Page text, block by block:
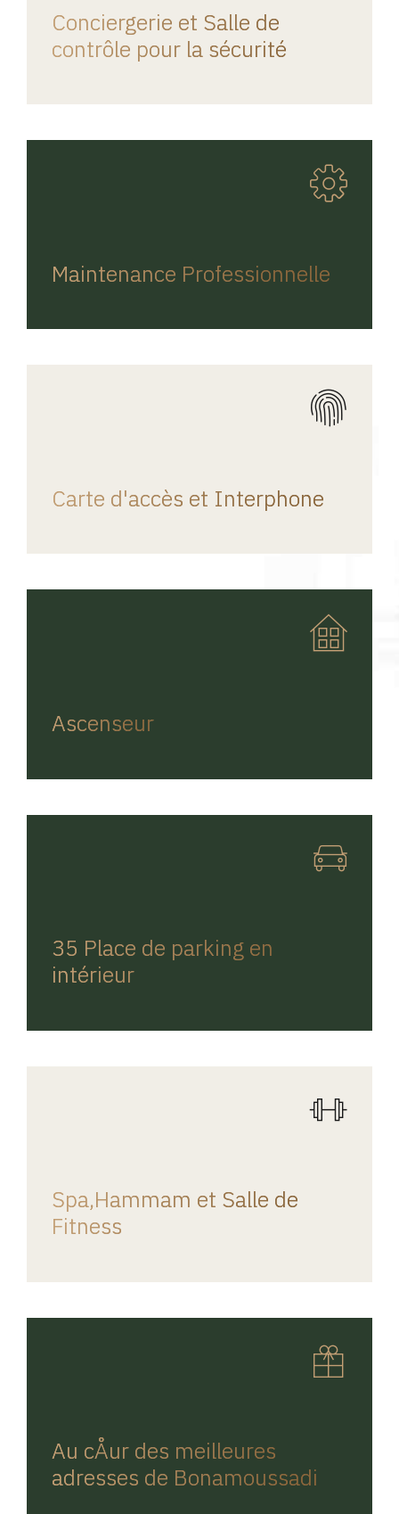
Conciergerie et Salle de
contrôle pour la sécurité
Maintenance Professionnelle
Carte d'accès et Interphone
Ascenseur
35 Place de parking en
intérieur
Spa,Hammam et Salle de
Fitness
Au cÅur des meilleures
adresses de Bonamoussadi